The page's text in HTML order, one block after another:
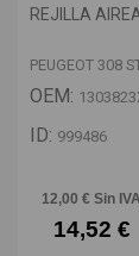
REJILLA
PEUGEOT 308
OEM:
ID: 999486
12,00 € Sin IVA
14,52 €